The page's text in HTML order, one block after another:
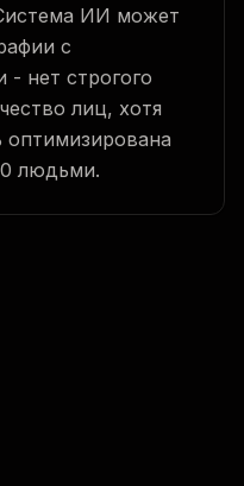
ИИ может
с
нет строгого
лиц, хотя
оптимизирована
людьми.